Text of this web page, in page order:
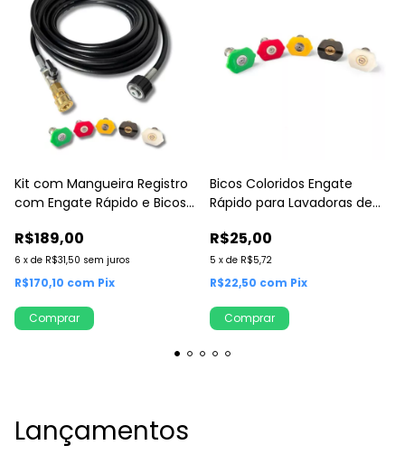
Kit com Mangueira Registro
com Engate Rápido e Bicos
R$189,00
6 x de R$31,50 sem juros
R$170,10 com Pix
Comprar
Bicos Coloridos Engate
Rápido para Lavadoras de
R$25,00
5 x de R$5,72
R$22,50 com Pix
Comprar
Lançamentos